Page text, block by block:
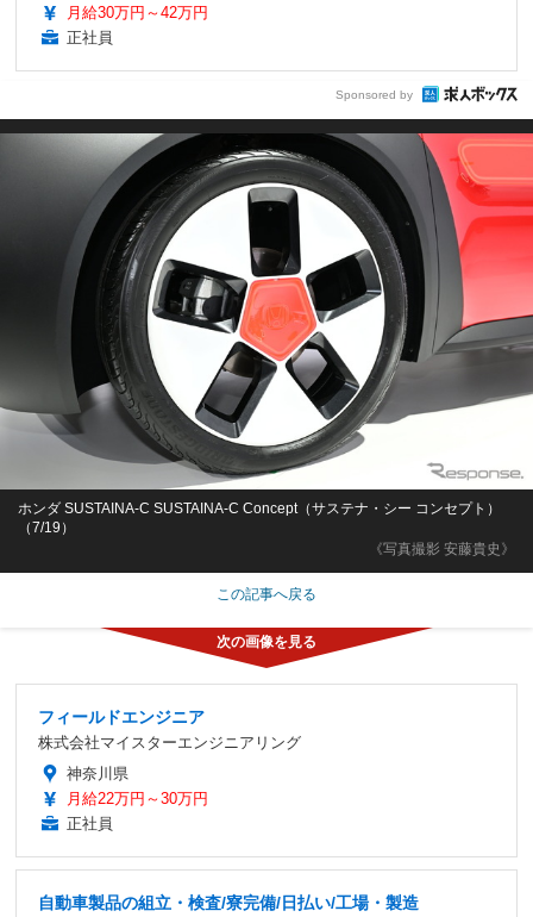
月給30万円～42万円
正社員
Sponsored by
《写真撮影 安藤貴史》
ホンダ SUSTAINA-C SUSTAINA-C Concept（サステナ・シー コンセプト）
（7/19）
この記事へ戻る
フィールドエンジニア
株式会社マイスターエンジニアリング
神奈川県
月給22万円～30万円
正社員
自動車製品の組立・検査/寮完備/日払い/工場・製造